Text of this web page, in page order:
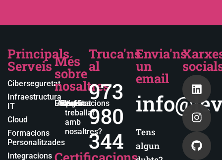
Principals
Serveis
Ciberseguretat
Infraestructura
IT
Cloud
Formacions
Personalitzades
Integracions
Més
sobre
nosaltres
Empresa
Actualitat
Blog
Certificacions
Vols
treballar
amb
nosaltres?
Truca'ns
al
973
980
344
Envia'ns
un
email
Tens
algun